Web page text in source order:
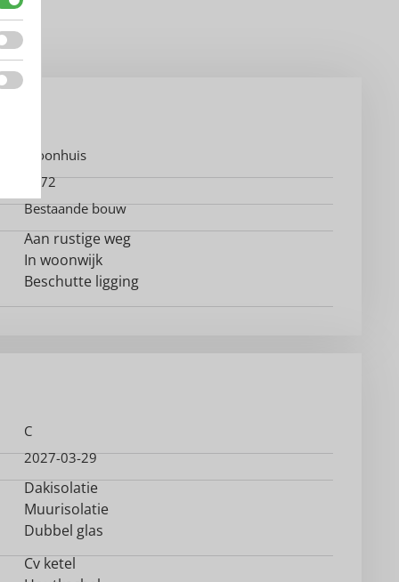
Woonhuis
1972
Bestaande bouw
Aan rustige weg
In woonwijk
Beschutte ligging
C
2027-03-29
Dakisolatie
Muurisolatie
Dubbel glas
Cv ketel